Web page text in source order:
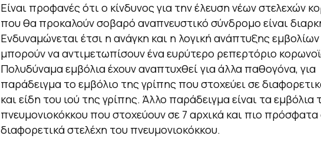
Είναι προφανές ότι ο κίνδυνος για την έλευση νέων στελεχών
που θα προκαλούν σοβαρό αναπνευστικό σύνδρομο είναι
Ενδυναμώνεται έτσι η ανάγκη και η λογική ανάπτυξης
μπορούν να αντιμετωπίσουν ένα ευρύτερο ρεπερτόριο
Πολυδύναμα εμβόλια έχουν αναπτυχθεί για άλλα παθογόνα, για
παράδειγμα το εμβόλιο της γρίπης που στοχεύει σε
και είδη του ιού της γρίπης. Άλλο παράδειγμα είναι τα εμβόλια
πνευμονιοκόκκου που στοχεύουν σε 7 αρχικά και πιο πρόσφατα
διαφορετικά στελέχη του πνευμονιοκόκκου.